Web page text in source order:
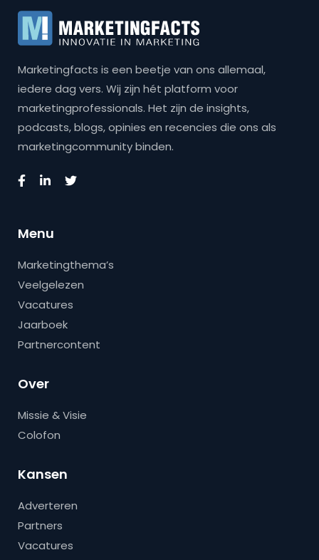
Marketingfacts is een beetje van ons allemaal,
iedere dag vers. Wij zijn hét platform voor
marketingprofessionals. Het zijn de insights,
podcasts, blogs, opinies en recencies die ons als
marketingcommunity binden.
Menu
Marketingthema’s
Veelgelezen
Vacatures
Jaarboek
Partnercontent
Over
Missie & Visie
Colofon
Kansen
Adverteren
Partners
Vacatures